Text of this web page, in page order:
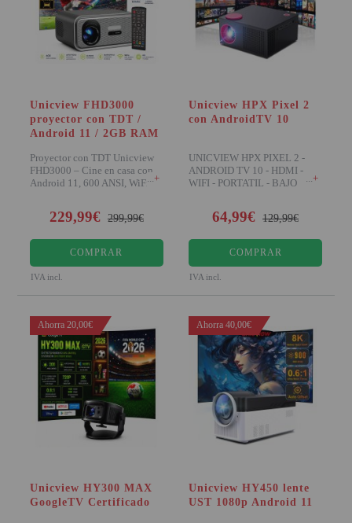
Unicview FHD3000
proyector con TDT /
Android 11 / 2GB RAM
Proyector con TDT Unicview
FHD3000 – Cine en casa con
Android 11, 600 ANSI, WiFi, +
229,99€ 299,99€
COMPRAR
IVA incl.
Unicview HPX Pixel 2
con AndroidTV 10
UNICVIEW HPX PIXEL 2 -
ANDROID TV 10 - HDMI -
WIFI - PORTATIL - BAJO
+
64,99€ 129,99€
COMPRAR
IVA incl.
Ahorra 20,00€
Unicview HY300 MAX
GoogleTV Certificado
Ahorra 40,00€
Unicview HY450 lente
UST 1080p Android 11